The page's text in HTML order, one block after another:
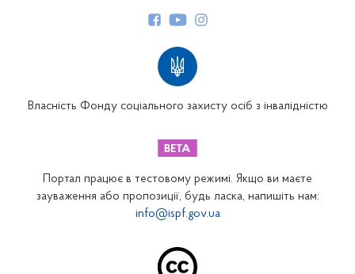
Закарпатське відділення
Запорізьке відділення
Власність Фонду соціального захисту осіб з інвалідністю
Портал працює в тестовому режимі. Якщо ви маєте
зауваження або пропозиції, будь ласка, напишіть нам:
info@ispf.gov.ua